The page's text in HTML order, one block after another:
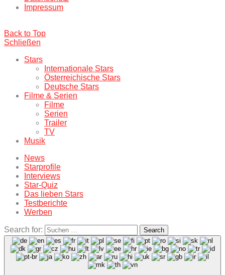
Impressum
Back to Top
Schließen
Stars
Internationale Stars
Österreichische Stars
Deutsche Stars
Filme & Serien
Filme
Serien
Trailer
TV
Musik
News
Starprofile
Interviews
Star-Quiz
Das lieben Stars
Testberichte
Werben
Search for: Search